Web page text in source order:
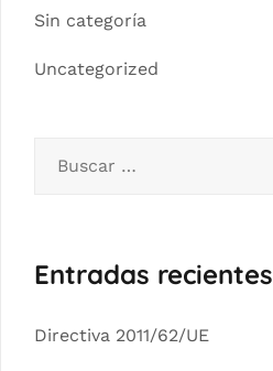
Sin categoría
Uncategorized
Entradas recientes
Directiva 2011/62/UE